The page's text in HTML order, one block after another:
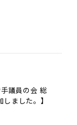
議員の会 総
ました。】